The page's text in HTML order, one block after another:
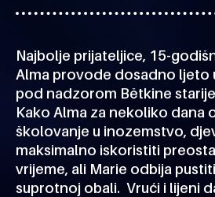
Najbolje prijateljice, 15-
Alma provode dosadno ljeto
pod nadzorom Bětkine
Kako Alma za nekoliko dana
školovanje u inozemstvo,
maksimalno iskoristiti
vrijeme, ali Marie odbija
suprotnoj obali. Vrući i lijeni